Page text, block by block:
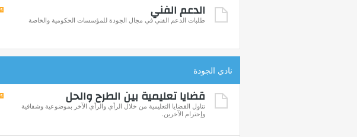
الدعم الفني
طلبات الدعم الفني في مجال الجودة للمؤسسات الحكومية والخاصة
نادي الجودة
قضايا تعليمية بين الطرح والحل
تناول القضايا التعليمية من خلال الرأي والرأي الآخر بموضوعية وشفافية
وإحترام الآخرين.